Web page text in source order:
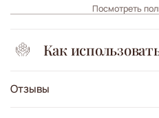
Посмотреть
Как
Отзывы